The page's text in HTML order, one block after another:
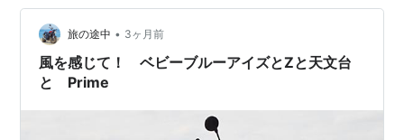
Max ↑ 豚丼のいっぴん（札幌平岡店）に行ってみまし
た。 夕方4時だったのでお客さんは誰もいなかったけ
ど、その後3人ほ…
旅の途中 • 3ヶ月前
風を感じて！ ベビーブルーアイズとZと天文台
と Prime